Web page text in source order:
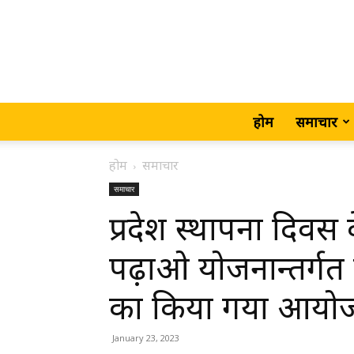
होम समाचार
होम समाचार
समाचार
प्रदेश स्थापना
पढ़ाओ योजनान्तर्गत
का किया गया
January 23, 2023